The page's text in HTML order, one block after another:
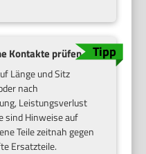
Kontakte prüfen
Länge und Sitz
nach
Leistungsverlust
sind Hinweise auf
Teile zeitnah gegen
Ersatzteile.